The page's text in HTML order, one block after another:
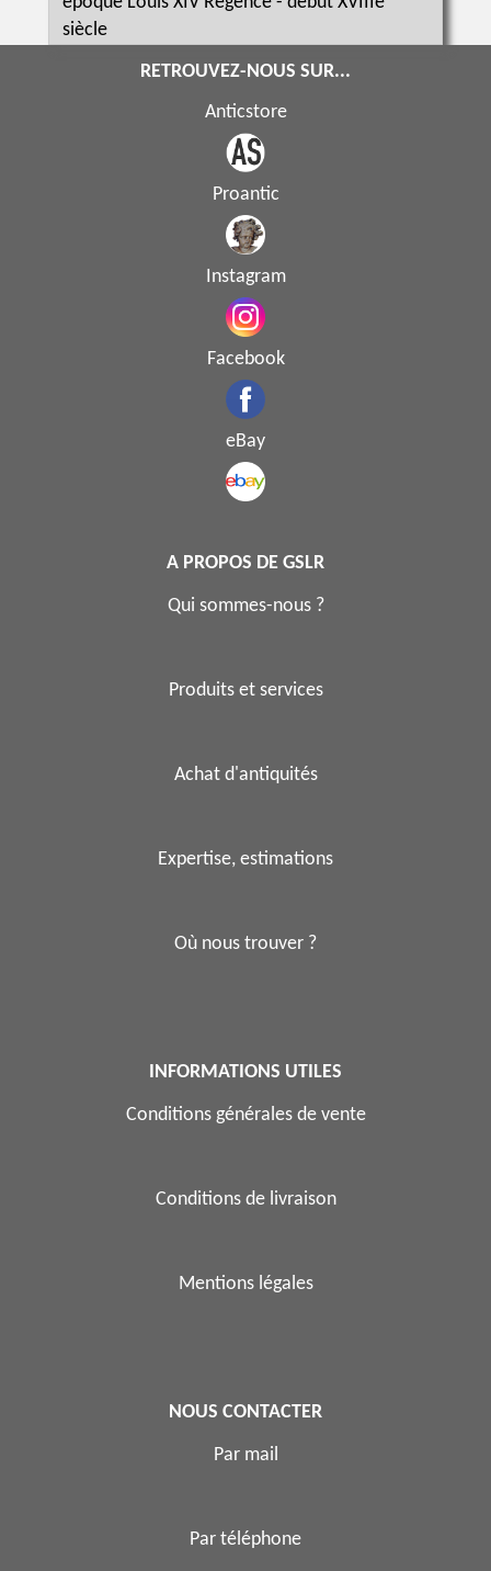
siècle
RETROUVEZ-NOUS SUR...
Anticstore
Proantic
Instagram
Facebook
eBay
A PROPOS DE GSLR
Qui sommes-nous ?
Produits et services
Achat d'antiquités
Expertise, estimations
Où nous trouver ?
INFORMATIONS UTILES
Conditions générales de vente
Conditions de livraison
Mentions légales
NOUS CONTACTER
Par mail
Par téléphone